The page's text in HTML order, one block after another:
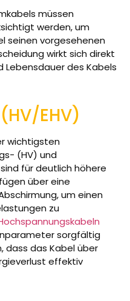
müssen
werden, um
seinen vorgesehenen
wirkt sich direkt
Lebensdauer des Kabels
EHV)
wichtigsten
(HV) und
für deutlich höhere
über eine
um einen
zu
sorgfältig
dass das Kabel über
effektiv